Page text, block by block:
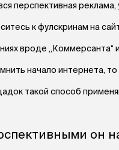
перспективная
к фулскринам на
вроде
начало интернета,
такой способ
он